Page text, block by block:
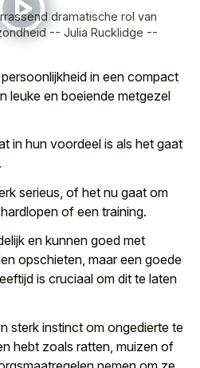
dramatische rol van
-- Julia Rucklidge --
in een compact
leuke en boeiende metgezel
in hun voordeel is als het gaat
serieus, of het nu gaat om
of een training.
en kunnen goed met
opschieten, maar een goede
is cruciaal om dit te laten
sterk instinct om ongedierte te
hebt zoals ratten, muizen of